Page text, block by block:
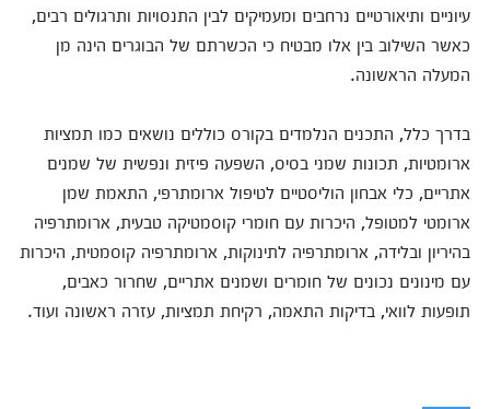
עיוניים ותיאורטיים נרחבים ומעמיקים לבין התנסויות ותרגולים רבים,
כאשר השילוב בין אלו מבטיח כי הכשרתם של הבוגרים הינה מן
המעלה הראשונה.
בדרך כלל, התכנים הנלמדים בקורס כוללים נושאים כמו תמציות
ארומטיות, תכונות שמני בסיס, השפעה פיזית ונפשית של שמנים
אתריים, כלי אבחון הוליסטיים לטיפול ארומתרפי, התאמת שמן
ארומטי למטופל, היכרות עם חומרי קוסמטיקה טבעית, ארומתרפיה
בהיריון ובלידה, ארומתרפיה לתינוקות, ארומתרפיה קוסמטית, היכרות
עם מינונים נכונים של חומרים ושמנים אתריים, שחרור כאבים,
תופעות לוואי, בדיקות התאמה, רקיחת תמציות, עזרה ראשונה ועוד.